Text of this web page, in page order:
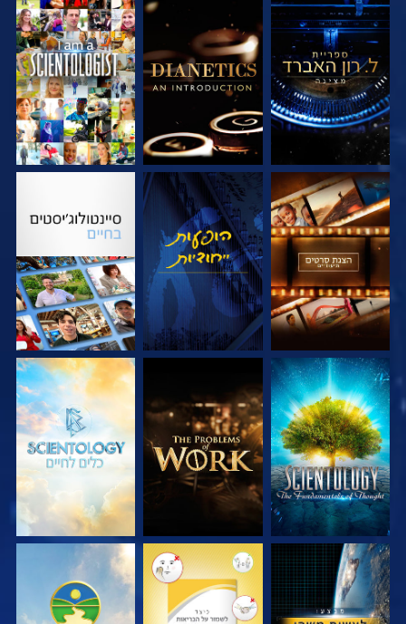
בדוק את הסדרה בדוק את הסדרה צפה
בדוק את הסדרה צפה בדוק את הסדרה
בדוק את הסדרה בדוק את הסדרה בדוק את הסדרה
צפה צפה